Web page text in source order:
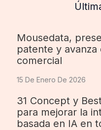
Mousedata,
patente y
comercial
15 De Enero De 2026
31 Concept y
para mejorar la
basada en IA en